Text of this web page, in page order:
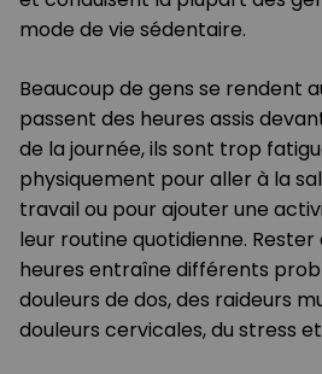
mode de vie sédentaire.
Beaucoup de gens se rendent
passent des heures assis
de la journée, ils sont trop
physiquement pour aller à la
travail ou pour ajouter une
leur routine quotidienne.
heures entraîne différents
douleurs de dos, des raideurs
douleurs cervicales, du stress